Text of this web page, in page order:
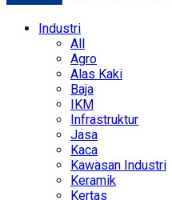
Industri
All
Agro
Alas Kaki
Baja
IKM
Infrastruktur
Jasa
Kaca
Kawasan Industri
Keramik
Kertas